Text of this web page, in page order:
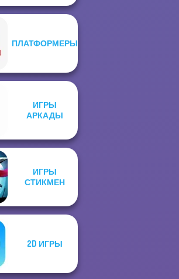
ПЛАТФОРМЕРЫ
ИГРЫ
АРКАДЫ
ИГРЫ
СТИКМЕН
2D ИГРЫ